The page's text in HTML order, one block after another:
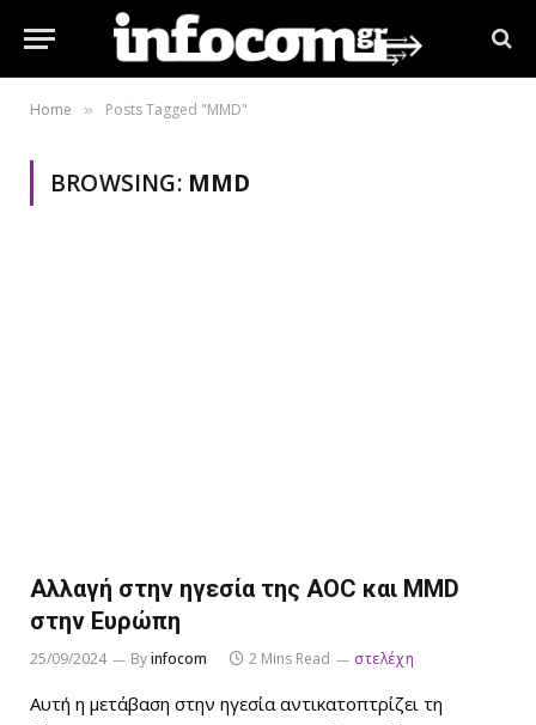
Home » Posts Tagged "MMD"
BROWSING: MMD
Αλλαγή στην ηγεσία της AOC και MMD
στην Ευρώπη
25/09/2024 Byinfocom 2 Mins Read στελέχη
Αυτή η μετάβαση στην ηγεσία αντικατοπτρίζει τη